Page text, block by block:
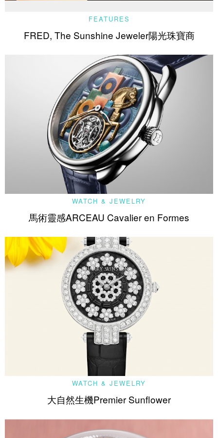
FEATURES
FRED, The Sunshine Jeweler陽光珠寶商
WATCH & JEWELRY
馬術靈感ARCEAU Cavalier en Formes
WATCH & JEWELRY
大自然生機Premier Sunflower